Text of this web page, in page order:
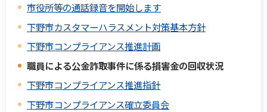
市役所等の通話録音を開始します
下野市カスタマーハラスメント対策基本方針
下野市コンプライアンス推進計画
職員による公金詐取事件に係る損害金の回収状況
下野市コンプライアンス推進指針
下野市コンプライアンス確立委員会